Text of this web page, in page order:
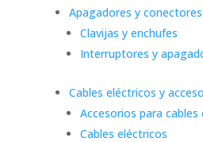
Apagadores y conectores
Clavijas y enchufes
Interruptores y
Cables eléctricos y
Accesorios para cables
Cables eléctricos